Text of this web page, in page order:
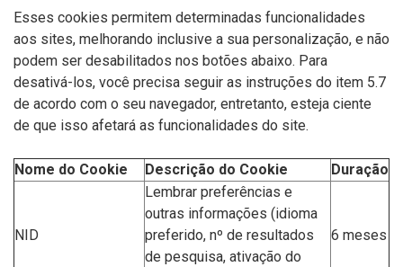
Esses cookies permitem determinadas funcionalidades
aos sites, melhorando inclusive a sua personalização, e não
podem ser desabilitados nos botões abaixo. Para
desativá-los, você precisa seguir as instruções do item 5.7
de acordo com o seu navegador, entretanto, esteja ciente
de que isso afetará as funcionalidades do site.
Nome do Cookie Descrição do Cookie Duração
NID
Lembrar preferências e
outras informações (idioma
preferido, nº de resultados
de pesquisa, ativação do
6 meses